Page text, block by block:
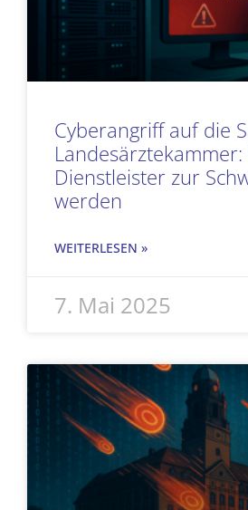
Cyberangriff auf die
Dienstleister zur
werden
WEITERLESEN »
7. Mai 2025